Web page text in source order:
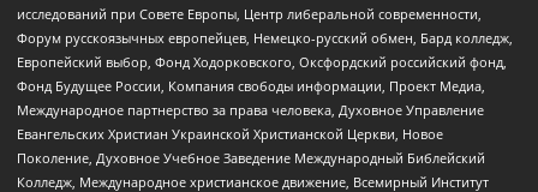
исследований при Совете Европы, Центр либеральной современности,
Форум русскоязычных европейцев, Немецко-русский обмен, Бард колледж,
Европейский выбор, Фонд Ходорковского, Оксфордский российский фонд,
Фонд Будущее России, Компания свободы информации, Проект Медиа,
Международное партнерство за права человека, Духовное Управление
Евангельских Христиан Украинской Христианской Церкви, Новое
Поколение, Духовное Учебное Заведение Международный Библейский
Колледж, Международное христианское движение, Всемирный Институт